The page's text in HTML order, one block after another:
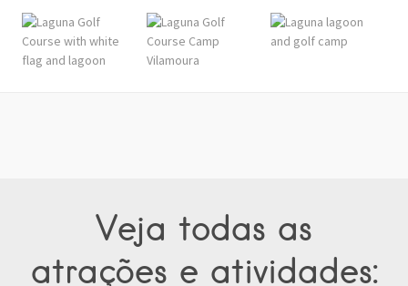
Veja todas as
atrações e atividades: